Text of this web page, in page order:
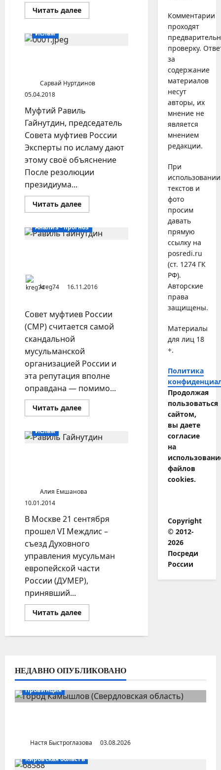
Читать далееПрочитать
больше
Ислам
Сарвай Нуртдинов
05.04.2018
Муфтий Равиль
Гайнутдин, председатель
Совета муфтиев России
Эксперты по исламу дают
этому своё объяснение
После резолюции
президиума...
Читать далееПрочитать
больше
муфтиев
против
Анализ - прогноз
kreg74 16.11.2016
Совет муфтиев России
(СМР) считается самой
скандальной
мусульманской
организацией России и
эта репутация вполне
оправдана — помимо...
Читать далееПрочитать
больше
муфтиев,
его
Ислам
Алия Емшанова
10.01.2014
В Москве 21 сентября
прошел VI Междлис –
съезд Духовного
управления мусульман
европейской части
России (ДУМЕР),
принявший...
Читать далееПрочитать
больше
Гайнутдин
российских
мусульман
Комментарии
проходят
проверку.
за
содержание
материалов
несут
авторы, их
мнение не
является
мнением
редакции.
При
использовании
текстов и
фото
просим
давать
прямую
ссылку на
posredi.ru
(ст. 1274 ГК
РФ).
Авторские
права
защищены.
Материалы
для лиц 18
+.
Политика
Продолжая
пользоваться
сайтом,
вы даете
согласие
на
файлов
cookies.
Copyright
© 2012-
2026
Посреди
России
НЕДАВНО ОПУБЛИКОВАНО
Провинция
Настя Быстроглазова
03.08.2026
Кировская область